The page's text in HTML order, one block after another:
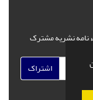
نشریه مشترک
اشتراک